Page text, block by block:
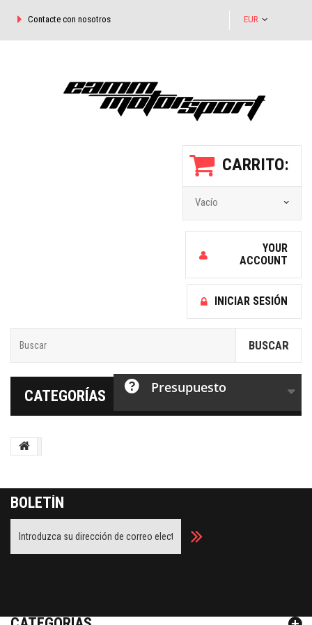
EUR
Contacte con nosotros
CARRITO:
Vacío
YOUR
ACCOUNT
INICIAR SESIÓN
BUSCAR
CATEGORÍAS Presupuesto
BOLETÍN